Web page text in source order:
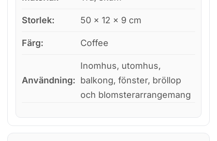
Storlek: 50 × 12 × 9 cm
Färg: Coffee
Användning:
Inomhus, utomhus,
balkong, fönster, bröllop
och blomsterarrangemang